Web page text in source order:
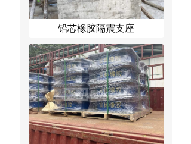
铅芯橡胶隔震支座